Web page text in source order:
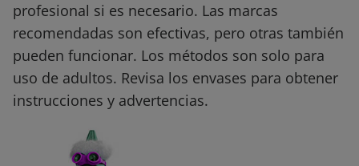
profesional si es necesario. Las marcas
recomendadas son efectivas, pero otras también
pueden funcionar. Los métodos son solo para
uso de adultos. Revisa los envases para obtener
instrucciones y advertencias.